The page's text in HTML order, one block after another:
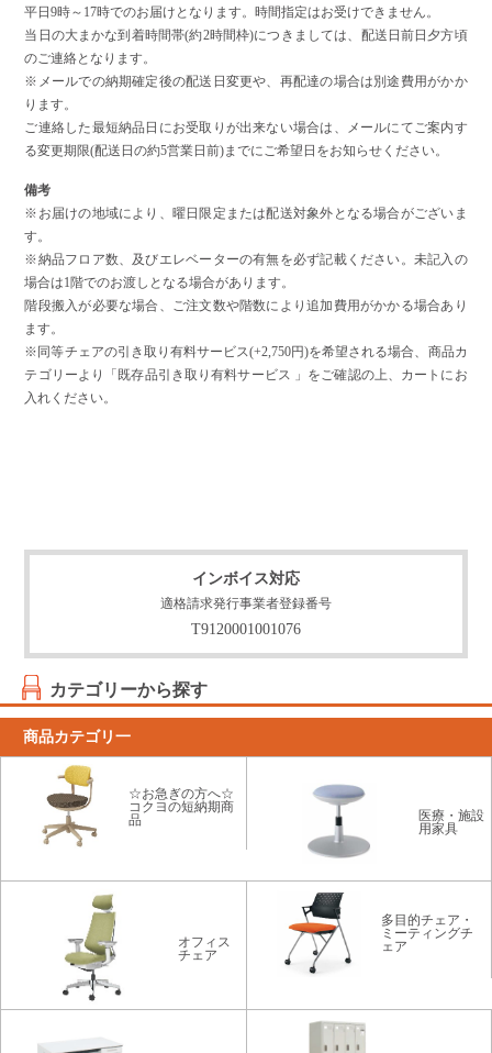
平日9時～17時でのお届けとなります。時間指定はお受けできません。
当日の大まかな到着時間帯(約2時間枠)につきましては、配送日前日夕方頃
のご連絡となります。
※メールでの納期確定後の配送日変更や、再配達の場合は別途費用がかか
ります。
ご連絡した最短納品日にお受取りが出来ない場合は、メールにてご案内す
る変更期限(配送日の約5営業日前)までにご希望日をお知らせください。
備考
※お届けの地域により、曜日限定または配送対象外となる場合がございま
す。
※納品フロア数、及びエレベーターの有無を必ず記載ください。未記入の
場合は1階でのお渡しとなる場合があります。
階段搬入が必要な場合、ご注文数や階数により追加費用がかかる場合あり
ます。
※同等チェアの引き取り有料サービス(+2,750円)を希望される場合、商品カ
テゴリーより「既存品引き取り有料サービス 」をご確認の上、カートにお
入れください。
インボイス対応
適格請求発行事業者登録番号
T9120001001076
カテゴリーから探す
商品カテゴリ一
☆お急ぎの方へ☆
コクヨの短納期商
品
医療・施設
用家具
オフィス
チェア
多目的チェア・
ミーティングチ
ェア